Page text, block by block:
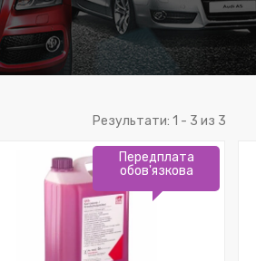
Результати: 1 - 3 из 3
Передплата
обов'язкова